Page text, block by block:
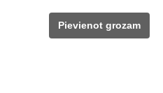
was:
1
Pievienot grozam